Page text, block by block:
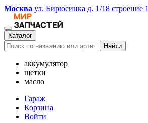
Москва ул. Бирюсинка д. 1/18 строение 1
Каталог
Найти
аккумулятор
щетки
масло
Гараж
Корзина
Войти